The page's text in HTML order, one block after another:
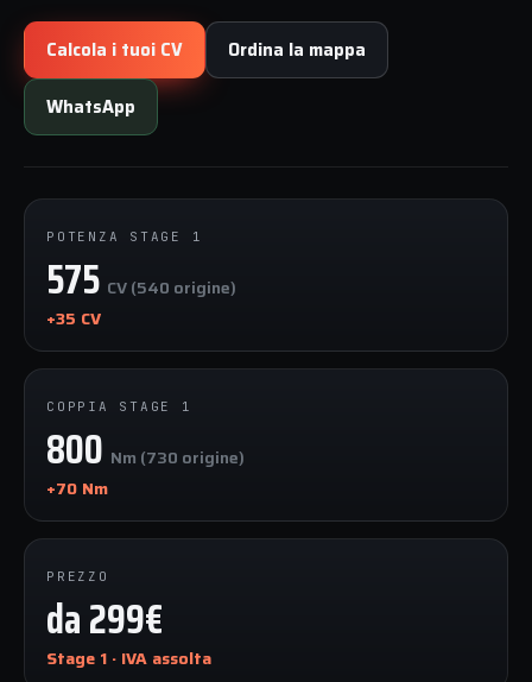
Calcola i tuoi CV Ordina la mappa
WhatsApp
POTENZA STAGE 1
575 CV (540 origine)
+35 CV
COPPIA STAGE 1
800 Nm (730 origine)
+70 Nm
PREZZO
da 299€
Stage 1 · IVA assolta